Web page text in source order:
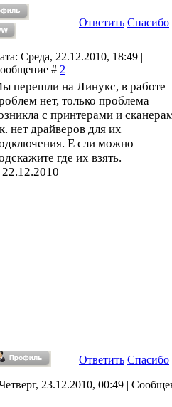
Ответить Спасибо
Среда, 22.12.2010, 18:49 |
# 2
перешли на Линукс, в работе
нет, только проблема
с принтерами и
нет драйверов для их
Е сли можно
где их взять.
22.12.2010
Ответить Спасибо
23.12.2010, 00:49 |